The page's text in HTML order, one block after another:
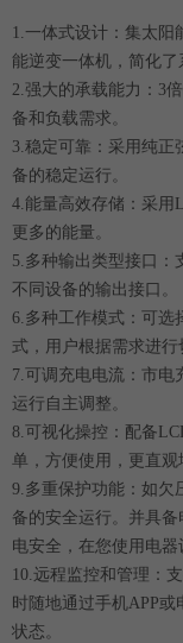
1.一体式设计：集太阳
能逆变一体机，简化了
2.强大的承载能力：3
备和负载需求。
3.稳定可靠：采用纯正
备的稳定运行。
4.能量高效存储：采用
更多的能量。
5.多种输出类型接口：
不同设备的输出接口。
6.多种工作模式：可选
式，用户根据需求进行
7.可调充电电流：市电
运行自主调整。
8.可视化操控：配备
单，方便使用，更直观
9.多重保护功能：如欠
备的安全运行。并具
电安全，在您使用电器
10.远程监控和管理：
时随地通过手机APP
状态。